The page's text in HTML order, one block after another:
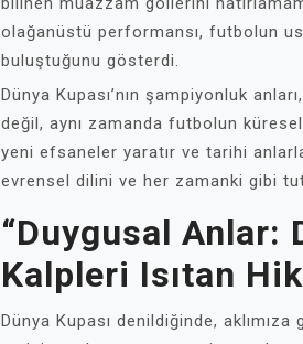
olağanüstü performansı, futbolun
buluştuğunu gösterdi.
Dünya Kupası’nın şampiyonluk
değil, aynı zamanda futbolun
yeni efsaneler yaratır ve tarihi
evrensel dilini ve her zamanki gibi
“Duygusal Anlar:
Kalpleri Isıtan
Dünya Kupası denildiğinde,